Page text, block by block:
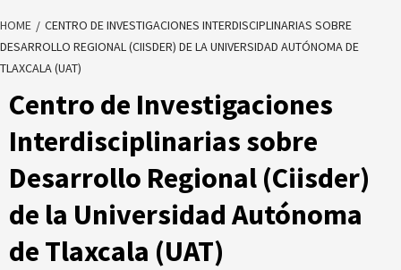
HOME
CENTRO DE INVESTIGACIONES INTERDISCIPLINARIAS SOBRE
DESARROLLO REGIONAL (CIISDER) DE LA UNIVERSIDAD AUTÓNOMA DE
TLAXCALA (UAT)
Centro de Investigaciones
Interdisciplinarias sobre
Desarrollo Regional (Ciisder)
de la Universidad Autónoma
de Tlaxcala (UAT)